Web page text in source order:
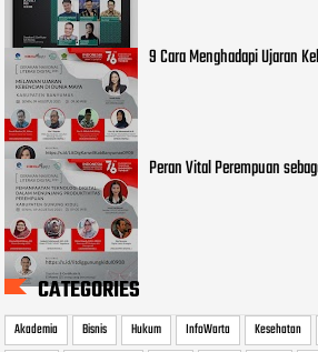
9 Cara Menghadapi Ujaran
Peran Vital Perempuan
CATEGORIES
Akademia Bisnis Hukum InfoWarta Kesehatan